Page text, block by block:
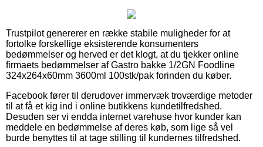
Trustpilot genererer en række stabile muligheder for at
fortolke forskellige eksisterende konsumenters
bedømmelser og herved er det klogt, at du tjekker online
firmaets bedømmelser af Gastro bakke 1/2GN Foodline
324x264x60mm 3600ml 100stk/pak forinden du køber.
Facebook fører til derudover immervæk troværdige metoder
til at få et kig ind i online butikkens kundetilfredshed.
Desuden ser vi endda internet varehuse hvor kunder kan
meddele en bedømmelse af deres køb, som lige så vel
burde benyttes til at tage stilling til kundernes tilfredshed.